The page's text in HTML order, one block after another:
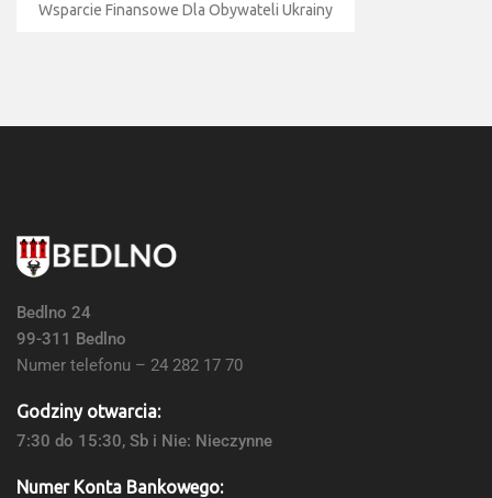
Wsparcie Finansowe Dla Obywateli Ukrainy
Bedlno 24
99-311 Bedlno
Numer telefonu – 24 282 17 70
Godziny otwarcia:
7:30 do 15:30, Sb i Nie: Nieczynne
Numer Konta Bankowego: